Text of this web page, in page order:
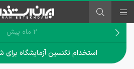
۲ ماه پیش
استخدام تکنسین آزمایشگاه برای